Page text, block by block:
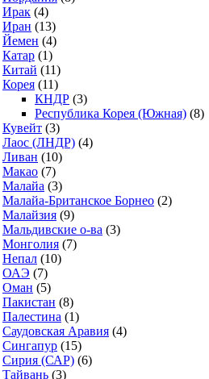
Ирак (4)
Иран (13)
Йемен (4)
Катар (1)
Китай (11)
Корея (11)
КНДР (3)
Республика Корея (Южная) (8)
Кувейт (3)
Лаос (ЛНДР) (4)
Ливан (10)
Макао (7)
Малайа (3)
Малайа-Британское Борнео (2)
Малайзия (9)
Мальдивские о-ва (3)
Монголия (7)
Непал (10)
ОАЭ (7)
Оман (5)
Пакистан (8)
Палестина (1)
Саудовская Аравия (4)
Сингапур (15)
Сирия (САР) (6)
Тайвань (3)